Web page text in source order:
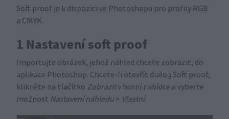
Soft proof je k dispozici ve Photoshopu pro profily RGB
a CMYK.
1 Nastavení soft proof
Importujte obrázek, jehož náhled chcete zobrazit, do
aplikace Photoshop. Chcete-li otevřít dialog Soft proof,
klikněte na tlačítko Zobrazitv horní nabídce a vyberte
možnost Nastavení náhledu > Vlastní.